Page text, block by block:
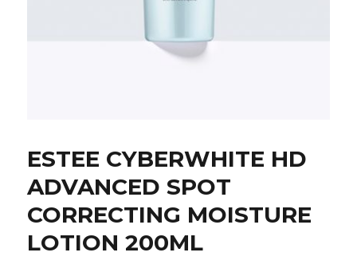
ESTEE CYBERWHITE HD
ADVANCED SPOT
CORRECTING MOISTURE
LOTION 200ML